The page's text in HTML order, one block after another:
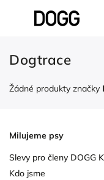
Dogtrace
Žádné produkty značky
Milujeme psy
Slevy pro členy DOGG
Kdo jsme